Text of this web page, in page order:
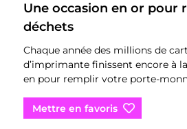
Une occasion en or pour
déchets
Chaque année des millions de
d’imprimante finissent encore à
en pour remplir votre porte-
Mettre en favoris